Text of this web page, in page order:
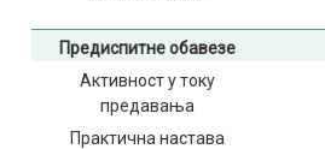
Предиспитне обавезе
Активност у току
предавања
Практична настава